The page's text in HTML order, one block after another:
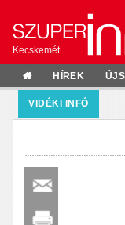
Kecskemét
HÍREK
VIDÉKI INFÓ